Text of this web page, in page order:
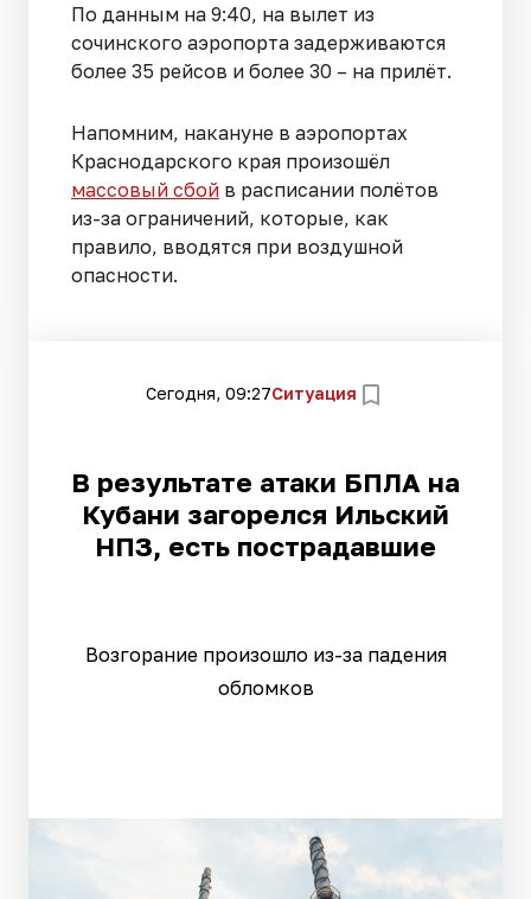
По данным на 9:40, на вылет из
сочинского аэропорта задерживаются
более 35 рейсов и более 30 – на прилёт.
Напомним, накануне в аэропортах
Краснодарского края произошёл
массовый сбой в расписании полётов
из-за ограничений, которые, как
правило, вводятся при воздушной
опасности.
Сегодня, 09:27Ситуация
В результате атаки БПЛА на
Кубани загорелся Ильский
НПЗ, есть пострадавшие
Возгорание произошло из-за падения
обломков